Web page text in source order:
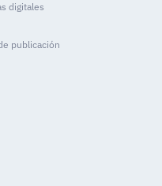
digitales
publicación